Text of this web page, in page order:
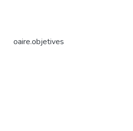
oaire.objetives